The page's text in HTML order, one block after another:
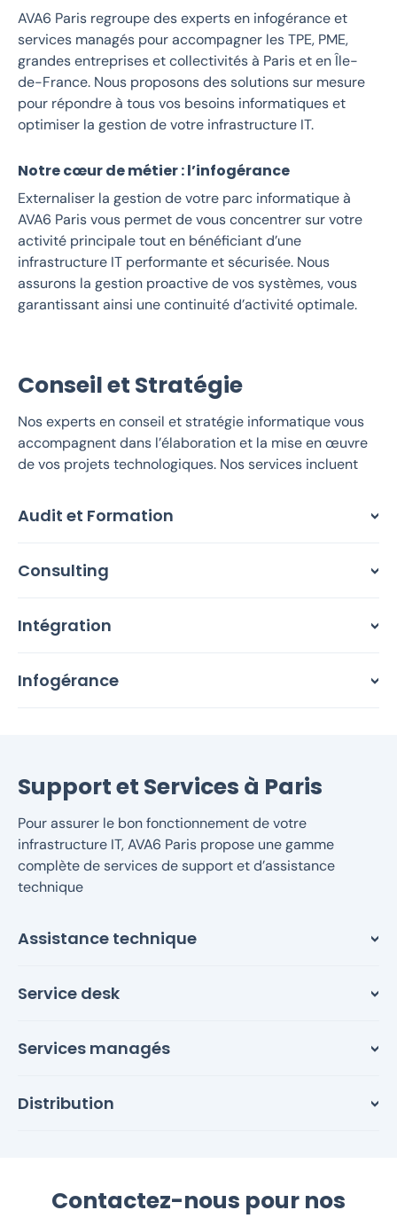
AVA6 Paris regroupe des experts en infogérance et
services managés pour accompagner les TPE, PME,
grandes entreprises et collectivités à Paris et en Île-
de-France. Nous proposons des solutions sur mesure
pour répondre à tous vos besoins informatiques et
optimiser la gestion de votre infrastructure IT.
Notre cœur de métier : l’infogérance
Externaliser la gestion de votre parc informatique à
AVA6 Paris vous permet de vous concentrer sur votre
activité principale tout en bénéficiant d’une
infrastructure IT performante et sécurisée. Nous
assurons la gestion proactive de vos systèmes, vous
garantissant ainsi une continuité d’activité optimale.
Conseil et Stratégie
Nos experts en conseil et stratégie informatique vous
accompagnent dans l’élaboration et la mise en œuvre
de vos projets technologiques. Nos services incluent
Audit et Formation
Consulting
Intégration
Infogérance
Support et Services à Paris
Pour assurer le bon fonctionnement de votre
infrastructure IT, AVA6 Paris propose une gamme
complète de services de support et d’assistance
technique
Assistance technique
Service desk
Services managés
Distribution
Contactez-nous pour nos